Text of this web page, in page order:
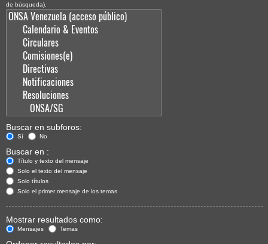
de búsqueda).
Buscar en subforos:
Sí No
Buscar en :
Título y texto del mensaje
Solo el texto del mensaje
Solo títulos
Solo el primer mensaje de los temas
Mostrar resultados como:
Mensajes Temas